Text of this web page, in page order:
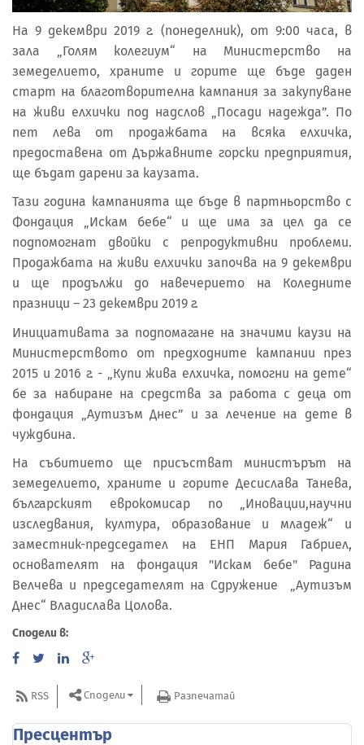
На 9 декември 2019 г. (понеделник), от 9:00 часа, в
зала „Голям колегиум“ на Министерство на
земеделието, храните и горите ще бъде даден
старт на благотворителна кампания за закупуване
на живи елхички под надслов „Посади надежда”. По
пет лева от продажбата на всяка елхичка,
предоставена от Държавните горски предприятия,
ще бъдат дарени за каузата.
Тази година кампанията ще бъде в партньорство с
Фондация „Искам бебе“ и ще има за цел да се
подпомогнат двойки с репродуктивни проблеми.
Продажбата на живи елхички започва на 9 декември
и ще продължи до навечерието на Коледните
празници – 23 декември 2019 г.
Инициативата за подпомагане на значими каузи на
Министерството от предходните кампании през
2015 и 2016 г. - „Купи жива елхичка, помогни на дете“
бе за набиране на средства за работа с деца от
фондация „Аутизъм Днес” и за лечение на дете в
чуждбина.
На събитието ще присъстват министърът на
земеделието, храните и горите Десислава Танева,
българският еврокомисар по „Иновации,научни
изследвания, култура, образование и младеж“ и
заместник-председател на ЕНП Мария Габриел,
основателят на фондация "Искам бебе" Радина
Велчева и председателят на Сдружение „Аутизъм
Днес“ Владислава Цолова.
Сподели в:
RSS Сподели Разпечатай
Пресцентър